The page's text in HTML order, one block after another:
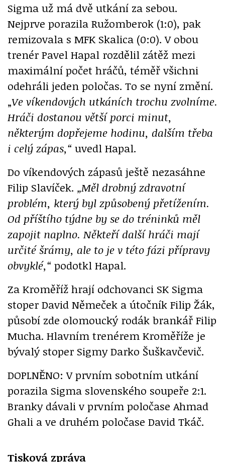
Sigma už má dvě utkání za sebou.
Nejprve porazila Ružomberok (1:0), pak
remizovala s MFK Skalica (0:0). V obou
trenér Pavel Hapal rozdělil zátěž mezi
maximální počet hráčů, téměř všichni
odehráli jeden poločas. To se nyní změní.
„Ve víkendových utkáních trochu zvolníme.
Hráči dostanou větší porci minut,
některým dopřejeme hodinu, dalším třeba
i celý zápas,“ uvedl Hapal.
Do víkendových zápasů ještě nezasáhne
Filip Slavíček. „Měl drobný zdravotní
problém, který byl způsobený přetížením.
Od příštího týdne by se do tréninků měl
zapojit naplno. Někteří další hráči mají
určité šrámy, ale to je v této fázi přípravy
obvyklé,“ podotkl Hapal.
Za Kroměříž hrají odchovanci SK Sigma
stoper David Němeček a útočník Filip Žák,
působí zde olomoucký rodák brankář Filip
Mucha. Hlavním trenérem Kroměříže je
bývalý stoper Sigmy Darko Šuškavčevič.
DOPLNĚNO: V prvním sobotním utkání
porazila Sigma slovenského soupeře 2:1.
Branky dávali v prvním poločase Ahmad
Ghali a ve druhém poločase David Tkáč.
Tisková zpráva